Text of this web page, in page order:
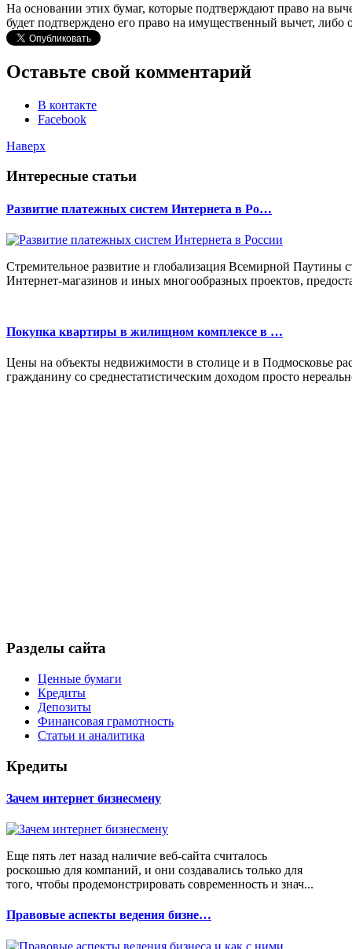
На основании этих бумаг, которые подтверждают право на
будет подтверждено его право на имущественный вычет, либо
Оставьте свой комментарий
В контакте
Facebook
Наверх
Интересные статьи
Развитие платежных систем Интернета в Ро…
Стремительное развитие и глобализация Всемирной Паутины
Интернет-магазинов и иных многообразных проектов,
Покупка квартиры в жилищном комплексе в …
Цены на объекты недвижимости в столице и в Подмосковье
гражданину со среднестатистическим доходом просто
Разделы сайта
Ценные бумаги
Кредиты
Депозиты
Финансовая грамотность
Статьи и аналитика
Кредиты
Зачем интернет бизнесмену
Еще пять лет назад наличие веб-сайта считалось
роскошью для компаний, и они создавались только для
того, чтобы продемонстрировать современность и знач...
Правовые аспекты ведения бизне…